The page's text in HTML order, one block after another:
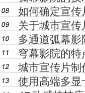
如何确定宣传
关于城市宣
多通道弧幕
穹幕影院的特
城市宣传片制
使用高端多显